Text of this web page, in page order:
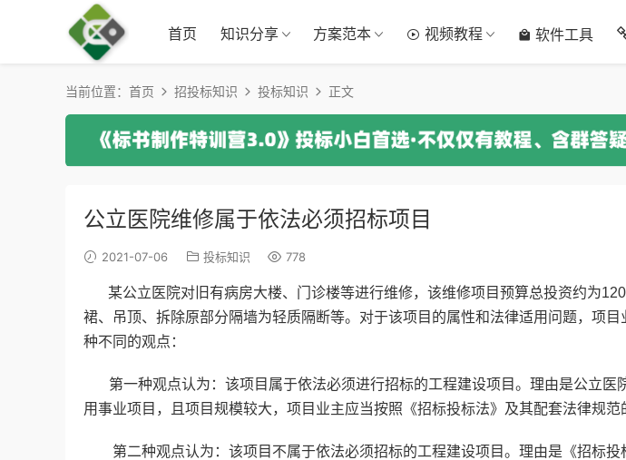
首页 知识分享 方案范本 视频教程 软件工具
当前位置： 首页 招投标知识 投标知识 正文
公立医院维修属于依法必须招标项目
2021-07-06 投标知识 778
某公立医院对旧有病房大楼、门诊楼等进行维修，该维修项目预算总投资约为
裙、吊顶、拆除原部分隔墙为轻质隔断等。对于该项目的属性和法律适用问题，项
种不同的观点：
第一种观点认为：该项目属于依法必须进行招标的工程建设项目。理由是公立医
用事业项目，且项目规模较大，项目业主应当按照《招标投标法》及其配套法律规范
第二种观点认为：该项目不属于依法必须招标的工程建设项目。理由是《招标投